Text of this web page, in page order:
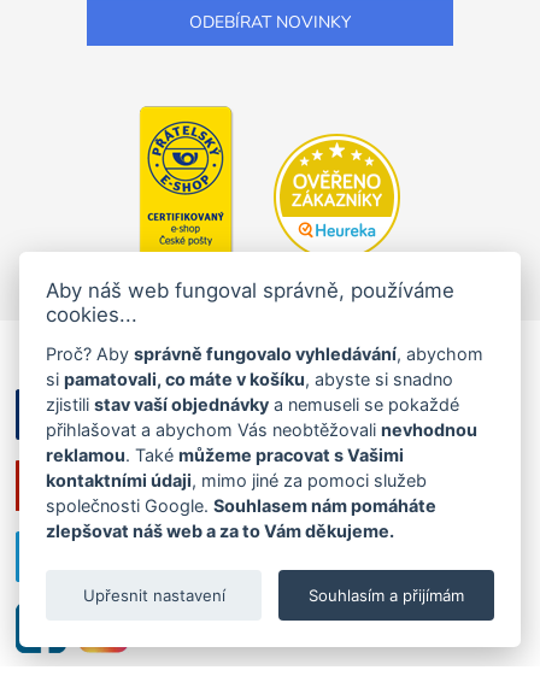
Aby náš web fungoval správně, používáme
cookies...
Proč? Abysprávně fungovalo vyhledávání, abychom
sipamatovali, co máte v košíku, abyste si snadno
zjistilistav vaší objednávky a nemuseli se pokaždé
přihlašovat a abychom Vás neobtěžovalinevhodnou
reklamou. Takémůžeme pracovat s Vašimi
kontaktními údaji, mimo jiné za pomoci služeb
společnosti Google.Souhlasem nám pomáháte
zlepšovat náš web a za to Vám děkujeme.
Souhlasím a přijímám
Upřesnit nastavení